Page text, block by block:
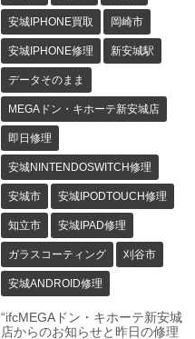
安城IPHONE買取 岡崎市
安城IPHONE修理 新安城駅
データそのまま
MEGAドン・キホーテ新安城店
即日修理
安城NINTENDOSWITCH修理
安城市 安城IPODTOUCH修理
知立市 安城IPAD修理
ガラスコーティング 刈谷市
安城ANDROID修理
“ifcMEGAドン・キホーテ新安城
店からのお知らせと昨日の修理